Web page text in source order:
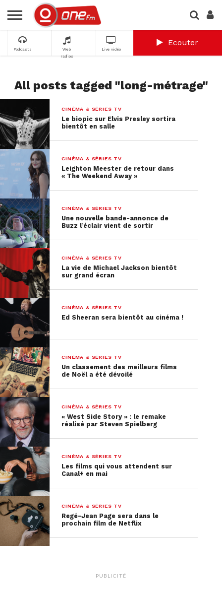
Podcasts
Web
radios
Live vidéo
Ecouter
All posts tagged "long-métrage"
CINÉMA & SÉRIES TV
Le biopic sur Elvis Presley sortira
bientôt en salle
CINÉMA & SÉRIES TV
Leighton Meester de retour dans
« The Weekend Away »
CINÉMA & SÉRIES TV
Une nouvelle bande-annonce de
Buzz l’éclair vient de sortir
CINÉMA & SÉRIES TV
La vie de Michael Jackson bientôt
sur grand écran
CINÉMA & SÉRIES TV
Ed Sheeran sera bientôt au cinéma !
CINÉMA & SÉRIES TV
Un classement des meilleurs films
de Noël a été dévoilé
CINÉMA & SÉRIES TV
« West Side Story » : le remake
réalisé par Steven Spielberg
CINÉMA & SÉRIES TV
Les films qui vous attendent sur
Canal+ en mai
CINÉMA & SÉRIES TV
Regé-Jean Page sera dans le
prochain film de Netflix
PUBLICITÉ